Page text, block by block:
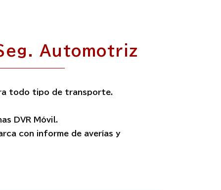
Automotriz
todo tipo de transporte.
DVR Móvil.
con informe de averías y